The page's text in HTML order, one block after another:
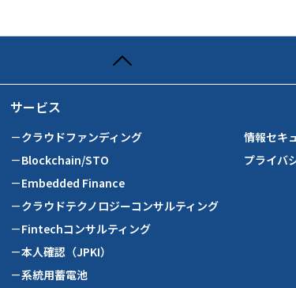
サービス
－クラウドファンディング
－Blockchain/STO
－Embedded Finance
－クラウドテクノロジーコンサルティング
－Fintechコンサルティング
－本人確認（JPKI）
－系統用蓄電池
情報セキ
プライバ